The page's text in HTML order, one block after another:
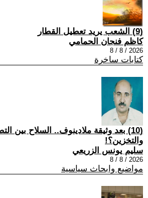
(9) الشعب يريد تعطيل القطار
كاظم فنجان الحمامي
2026 / 8 / 8
كتابات ساخرة
(10) بعد وثيقة ملادينوف.. السلاح بين
والتخزين؟!
سليم يونس الزريعي
2026 / 8 / 8
مواضيع وابحاث سياسية